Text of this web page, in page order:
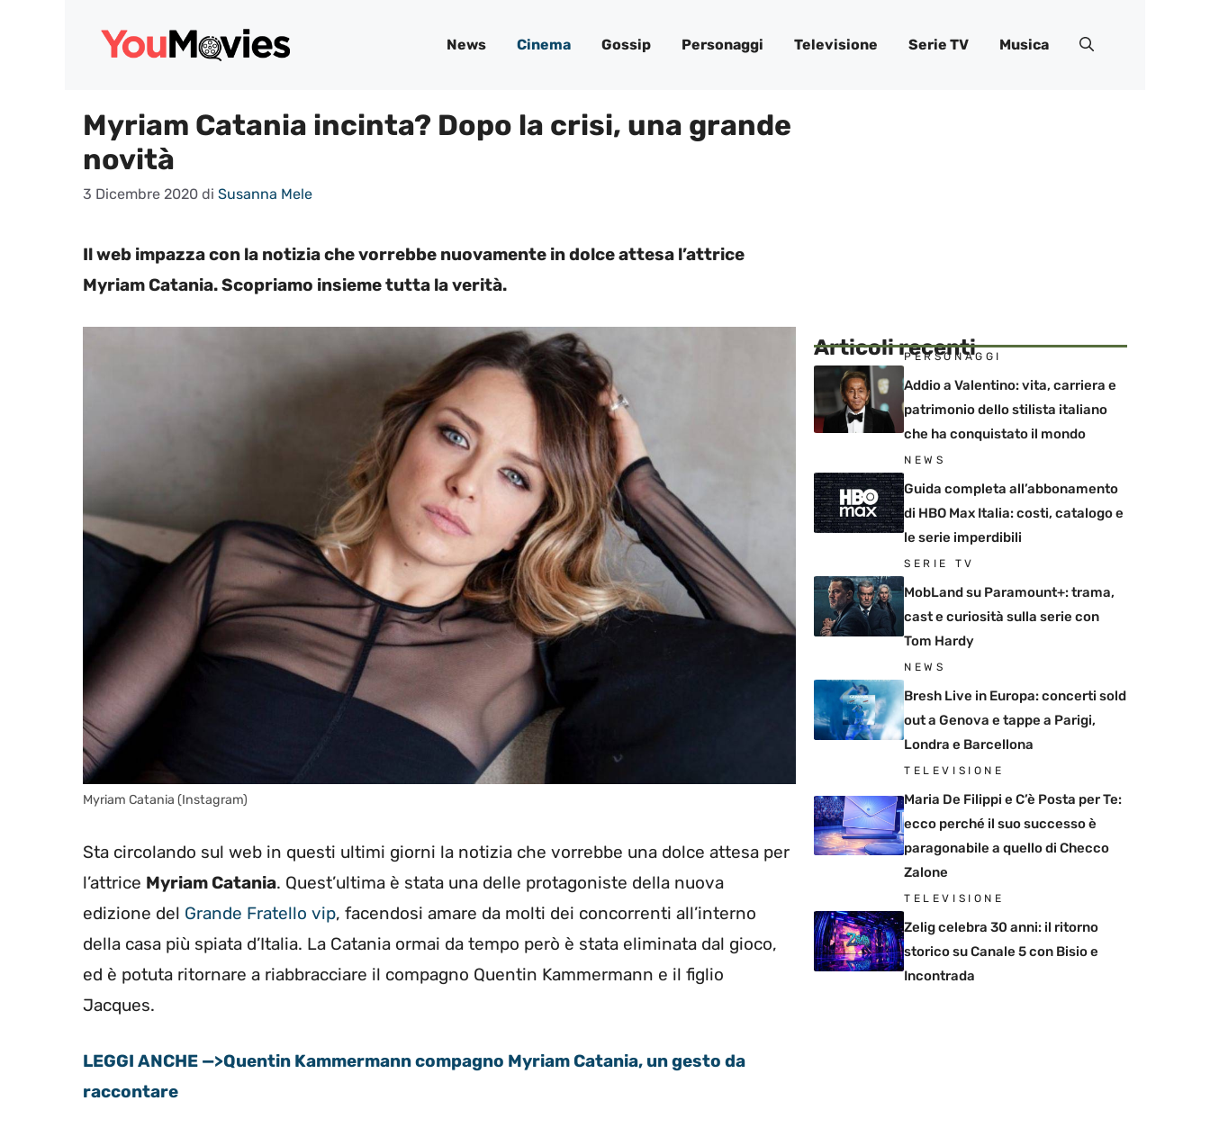
News Cinema Gossip Personaggi Televisione Serie TV Musica
Myriam Catania incinta? Dopo la crisi, una grande
novità
3 Dicembre 2020 di Susanna Mele
Il web impazza con la notizia che vorrebbe nuovamente in dolce attesa l’attrice
Myriam Catania. Scopriamo insieme tutta la verità.
Myriam Catania (Instagram)
Sta circolando sul web in questi ultimi giorni la notizia che vorrebbe una dolce attesa per
l’attrice Myriam Catania. Quest’ultima è stata una delle protagoniste della nuova
edizione del Grande Fratello vip, facendosi amare da molti dei concorrenti all’interno
della casa più spiata d’Italia. La Catania ormai da tempo però è stata eliminata dal gioco,
ed è potuta ritornare a riabbracciare il compagno Quentin Kammermann e il figlio
Jacques.
LEGGI ANCHE —>Quentin Kammermann compagno Myriam Catania, un gesto da
raccontare
Articoli recenti
PERSONAGGI
Addio a Valentino: vita, carriera e
patrimonio dello stilista italiano
che ha conquistato il mondo
NEWS
Guida completa all’abbonamento
di HBO Max Italia: costi, catalogo e
le serie imperdibili
SERIE TV
MobLand su Paramount+: trama,
cast e curiosità sulla serie con
Tom Hardy
NEWS
Bresh Live in Europa: concerti sold
out a Genova e tappe a Parigi,
Londra e Barcellona
TELEVISIONE
Maria De Filippi e C’è Posta per Te:
ecco perché il suo successo è
paragonabile a quello di Checco
Zalone
TELEVISIONE
Zelig celebra 30 anni: il ritorno
storico su Canale 5 con Bisio e
Incontrada